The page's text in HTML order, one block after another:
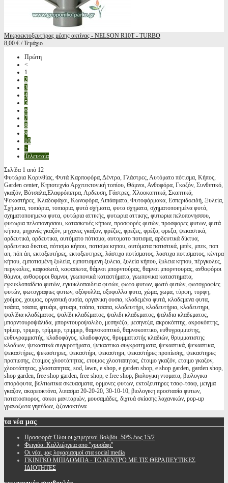
Μικροεκτοξευτήρας μέσης ακτίνας - NELSON R10T - TURBO
8,00 € / Τεμάχιο
Πρώτη
<
1
2
3
4
5
6
7
8
9
10
>
Τελευταία
Σελίδα 1 από 12
Φυτώρια Κορινθίας, Φυτά Καρποφόρα, Δέντρα, Γλάστρες, Αυτόματο πότισμα, Κήπος,
Garden center, Κηποτεχνία Αρχιτεκτονική τοπίου, Θάμνοι, Ανθοφόρα, Γκαζόν, Συνθετικό,
γκαζόν, Βότσαλα,Ελαφρόπετρα, Αρδευση, Γάστρες, Χλοοκοπτικά, Σκαπτικά,
Ψεκαστήρες, Κλαδοφάγοι, Κωνοφόρα, Λιπάσματα, Φυτοφάρμακα, Εσπεριδοειδή, Ξυλεία,
Σχήματα, τοπιάρια, τοπιαρια, φυτά σχήματα, φυτα σχηματα, σχηματοποιημένα φυτά,
σχηματοποιημενα φυτα, φυτώρια αττικής, φυτωρια αττικης, φυτωρια πελοπονησσου,
φυτωρια πελοπονησσου, κατασκευές κήπων, προσφορές φυτών, προσφορες φυτων, φυτά
κήπου, μηχανές γκαζόν, μηχανες γκαζον, φρέζες, φρεζες, φρέζα, φρεζα, ψεκαστικά,
αρδευτικά, αρδευτικα, αυτόματο πότισμα, αυτοματο ποτισμα, αρδευτικά δίκτυα,
αρδευτικα δικτυα, πότισμα κήπου, ποτισμα κηπου, αυτόματα ποτιστικά, μπέκ, μπεκ, ποπ
απ, πόπ άπ, εκτοξευτήρες, εκτοξευτηρες, λάστιχα ποτίσματος, λαστιχα ποτισματος, κέντρα
κήπου, εμποτισμένη ξυλεία, εμποτισμενη ξυλεια, ξυλεία κήπου, ξυλεια κηπου, πέργκολες,
περγκολες, καφασωτά, καφασωτα, θάμνοι μπορντούρας, θαμνοι μπορντουρας, ανθοφόροι
θάμνοι, ανθοφοροι θαμνοι, γεωπονικά καταστήματα, γεωπονικα καταστηματα,
εγκυκλοπαίδεια φυτών, εγκυκλοπαιδεια φυτών, φωτο φυτων, φωτό φυτών, φωτογραφίες
φυτών, φωτογραφιες φυτων, οξύφυλλα, οξυφυλλα φυτα, χώμα, χωμα, τύρφη, τυρφη,
χούμος, χουμος, οργανική ουσία, οργανικη ουσια, κλαδεμένα φυτά, κλαδεμενα φυτα,
τσάπα, τσαπα, φτυάρι, φτυαρι, τσάπα, τσαπα, κλαδευτήρι, κλαδευτήρια, κλαδευτηρι,
ψαλίδια κλαδέματος, ψαλίδι κλαδέματος, ψαλιδι κλαδεματος, ψαλιδια κλαδεματος,
μπορντουροψάλιδα, μπορντουροψαλιδο, μεσηνέζα, μεσηνεζα, ακροκόπτης, ακροκόπτης,
τρίμερ, τριμερ, τρίμμερ, τριμμερ, θαμνοκοπτικό, θαμνοκοπτικο, ευθυγραμμιστης,
ευθυγραμμιστής, κλαδοφάγος, κλαδοφαγος, θρυμματιστής κλαδιών, θρυμματιστης
κλαδιων, ψεκαστικά συγκροτήματα, ψεκαστικα συγκροτηματα, ψεκαστικά, ψεκαστικα,
ψεκαστήρες, ψεκαστηρες, ψεκαστήρι, ψεκαστηρι, ψεκαστήρες προπίεσης, ψεκαστηρες
προπιεσης, έτοιμος χλοοτάπητας, ετοιμος χλοοταπητας, έτοιμο γκαζόν, ετοιμο γκαζον,
χλοοτάπητας, χλοοταπητας, sod, lawn, e shop, e garden shop, e shop garden, garden shop,
shop garden, free shop garden, free shop, e free shop, βιολογικη ντοματα, βιολογικα
σπορόφυτα, βελτιωτικα σκευασματα, ορμονες φυτων, εκτοξευτηρες τσαφ-τσαφ, μειγμα
γκαζον, ακαρεοκτόνα, λιπασμα 20-20-20, 30-10-10, βιολογικη προστασία φυτων,
πατατοσπορος, σακοι μανιταριών, μουσαμάδες, διχτυά σκίασης λαχανικών, pop-up
γραναζωτα γηπέδων, ζιζανιοκτόνα
τα νέα μας
Προσφορά: Όλοι οι χειμερινοί Βολβόι -50% έως 15/2
Φειγιόα: Καλλιέργεια απο ''χρυσάφι''
Oι νέοι μας λογαριασμοί στα social media
ΓΚΙΝΓΚΟ ΜΠΙΛΟΜΠΑ - ΤΟ ΔΕΝΤΡΟ ΜΕ ΤΙΣ ΘΕΡΑΠΕΥΤΙΚΕΣ
ΙΔΙΟΤΗΤΕΣ